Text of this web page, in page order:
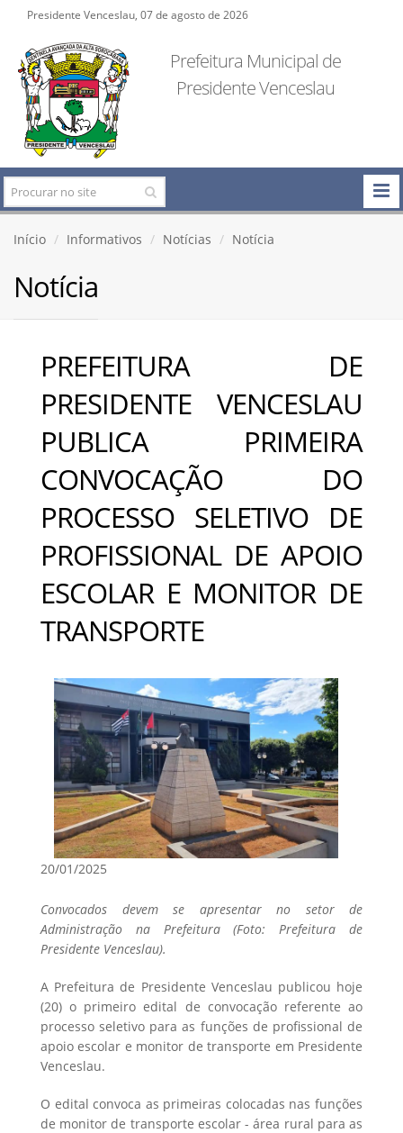
Presidente Venceslau, 07 de agosto de 2026
Prefeitura Municipal de
Presidente Venceslau
Início Informativos Notícias Notícia
Notícia
PREFEITURA DE
PRESIDENTE VENCESLAU
PUBLICA PRIMEIRA
CONVOCAÇÃO DO
PROCESSO SELETIVO DE
PROFISSIONAL DE APOIO
ESCOLAR E MONITOR DE
TRANSPORTE
20/01/2025
Convocados devem se apresentar no setor de
Administração na Prefeitura (Foto: Prefeitura de
Presidente Venceslau).
A Prefeitura de Presidente Venceslau publicou hoje
(20) o primeiro edital de convocação referente ao
processo seletivo para as funções de profissional de
apoio escolar e monitor de transporte em Presidente
Venceslau.
O edital convoca as primeiras colocadas nas funções
de monitor de transporte escolar - área rural para as